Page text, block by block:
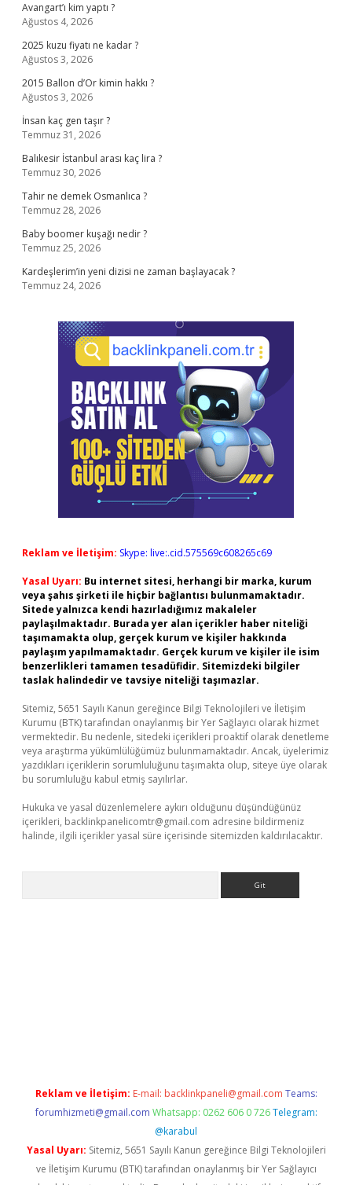
Avangart’ı kim yaptı ?
Ağustos 4, 2026
2025 kuzu fiyatı ne kadar ?
Ağustos 3, 2026
2015 Ballon d’Or kimin hakkı ?
Ağustos 3, 2026
İnsan kaç gen taşır ?
Temmuz 31, 2026
Balıkesir İstanbul arası kaç lira ?
Temmuz 30, 2026
Tahir ne demek Osmanlıca ?
Temmuz 28, 2026
Baby boomer kuşağı nedir ?
Temmuz 25, 2026
Kardeşlerim’in yeni dizisi ne zaman başlayacak ?
Temmuz 24, 2026
Reklam ve İletişim: Skype: live:.cid.575569c608265c69
Yasal Uyarı: Bu internet sitesi, herhangi bir marka, kurum
veya şahıs şirketi ile hiçbir bağlantısı bulunmamaktadır.
Sitede yalnızca kendi hazırladığımız makaleler
paylaşılmaktadır. Burada yer alan içerikler haber niteliği
taşımamakta olup, gerçek kurum ve kişiler hakkında
paylaşım yapılmamaktadır. Gerçek kurum ve kişiler ile isim
benzerlikleri tamamen tesadüfidir. Sitemizdeki bilgiler
taslak halindedir ve tavsiye niteliği taşımazlar.
Sitemiz, 5651 Sayılı Kanun gereğince Bilgi Teknolojileri ve İletişim
Kurumu (BTK) tarafından onaylanmış bir Yer Sağlayıcı olarak hizmet
vermektedir. Bu nedenle, sitedeki içerikleri proaktif olarak denetleme
veya araştırma yükümlülüğümüz bulunmamaktadır. Ancak, üyelerimiz
yazdıkları içeriklerin sorumluluğunu taşımakta olup, siteye üye olarak
bu sorumluluğu kabul etmiş sayılırlar.
Hukuka ve yasal düzenlemelere aykırı olduğunu düşündüğünüz
içerikleri, backlinkpanelicomtr@gmail.com adresine bildirmeniz
halinde, ilgili içerikler yasal süre içerisinde sitemizden kaldırılacaktır.
Reklam ve İletişim: E-mail: backlinkpaneli@gmail.com Teams:
forumhizmeti@gmail.com Whatsapp: 0262 606 0 726 Telegram:
@karabul
Yasal Uyarı: Sitemiz, 5651 Sayılı Kanun gereğince Bilgi Teknolojileri
ve İletişim Kurumu (BTK) tarafından onaylanmış bir Yer Sağlayıcı